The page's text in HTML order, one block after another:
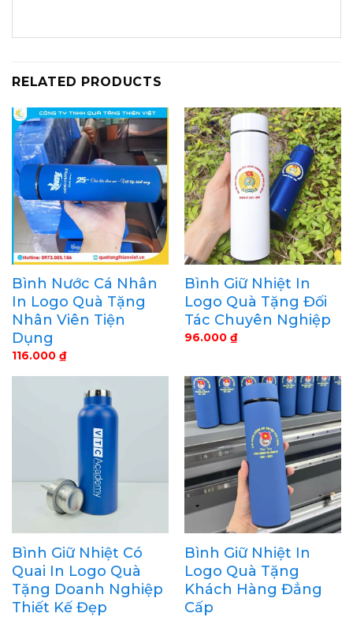
RELATED PRODUCTS
Bình Nước Cá Nhân
In Logo Quà Tặng
Nhân Viên Tiện
Dụng
116.000 ₫
Bình Giữ Nhiệt In
Logo Quà Tặng Đối
Tác Chuyên Nghiệp
96.000 ₫
Bình Giữ Nhiệt Có
Quai In Logo Quà
Tặng Doanh Nghiệp
Thiết Kế Đẹp
Bình Giữ Nhiệt In
Logo Quà Tặng
Khách Hàng Đẳng
Cấp